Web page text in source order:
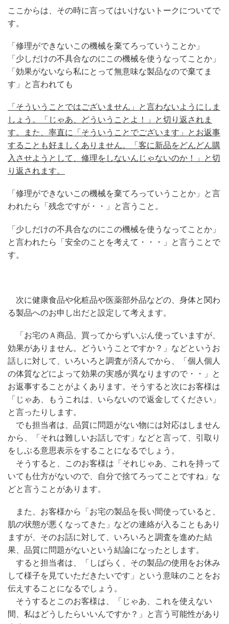
ここからは、その時に言ってはいけないトークについてで
す。
「修理ができないこの機械を棄てろっていうことか」
「少しだけの不具合なのにこの機械を使うなってことか」
「効果がないなら私にとって無意味な製品なので棄てま
す」と言われても
「そういうことではございません」と言わないようにしま
しょう。「じゃあ、どういうことよ！」と切り返されま
す。また、率直に「そういうことでございます」とお返事
することも好ましくありません。「客に新品をどんどん購
入させようとして、修理をしないんじゃないのか！」と切
り返されます。
「修理ができないこの機械を棄てろっていうことか」と言
われたら「残念ですが・・」と言うこと。
「少しだけの不具合なのにこの機械を使うなってことか」
と言われたら「安全のことを考えて・・・」と言うことで
す。
次に健康食品や化粧品や医薬部外品などの、身体と関わ
る製品へのお申し出だと設定して考えます。
「お宅のＡ商品、買ってからずいぶん使っていますが、
効果がありません。どういうことですか？」などというお
話しに対して、いろいろと調査が済んでから、「個人個人
の体質などによって効果の実感が異なりますので・・」と
お返事することがよくあります。そうすると次にお客様は
「じゃあ、もうこれは、いらないので返金してください」
と言ったりします。
でも担当者は、品質に問題がない物には対応はしません
から、「それは難しいお話しです」などと言って、引取り
をしぶる意思表示をすることになるでしょう。
そうすると、このお客様は「それじゃあ、これを持って
いても仕方がないので、自分で捨てろってことですね」な
どと言うことがあります。
また、お客様から「お宅の製品を長い間使っていると、
肌の状態が悪くなってきた」などの連絡が入ることもあり
ますが、そのお話に対して、いろいろと調査を進めた結
果、品質に問題がないという結論になったとします。
すると担当者は、「しばらく、その製品の使用をお休み
して様子を見ていただきたいです」という意味のことをお
伝えすることになるでしょう。
そうするとこのお客様は、「じゃあ、これを使えない
間、私はどうしたらいいんですか？」と言う可能性があり